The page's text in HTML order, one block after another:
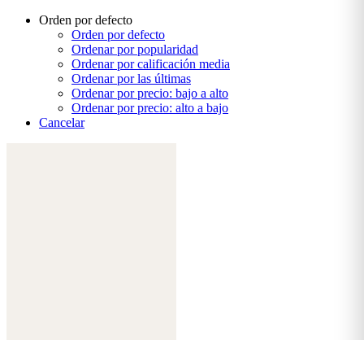
Orden por defecto
Orden por defecto
Ordenar por popularidad
Ordenar por calificación media
Ordenar por las últimas
Ordenar por precio: bajo a alto
Ordenar por precio: alto a bajo
Cancelar